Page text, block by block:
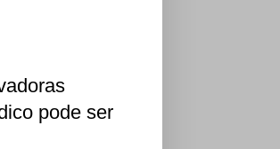
pode ser